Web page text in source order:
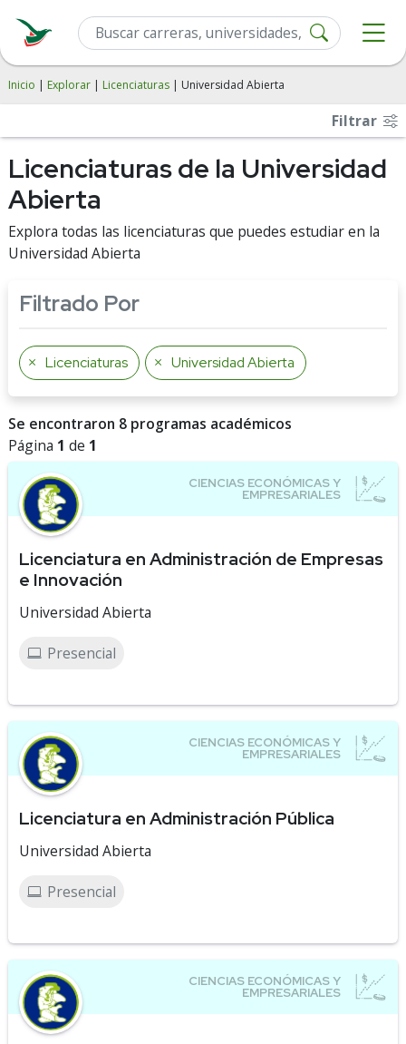
Inicio | Explorar | Licenciaturas | Universidad Abierta
Filtrar
Licenciaturas de la Universidad
Abierta
Explora todas las licenciaturas que puedes estudiar en la
Universidad Abierta
Filtrado Por
Licenciaturas Universidad Abierta
Se encontraron 8 programas académicos
Página 1 de 1
Licenciatura en Administración de Empresas
e Innovación
Universidad Abierta
Presencial
Licenciatura en Administración Pública
Universidad Abierta
Presencial